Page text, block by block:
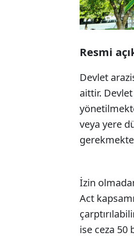
Resmi
Devlet
aittir.
veya yere
İzin
Act
ise ceza 50